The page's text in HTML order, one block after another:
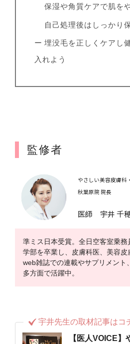
保湿や角質ケアで肌を
自己処理後はしっかり
ー 埋没毛を正しくケアし
入れよう
監修者
やさしい美容皮膚科
秋葉原院 院長
医師 宇井 千
準ミス日本受賞。全日空客室乗
学部を卒業し、皮膚科医、美容皮
web雑誌での連載やサプリメント
多方面で活躍中。
宇井先生の取材記事はコ
【医人VOICE